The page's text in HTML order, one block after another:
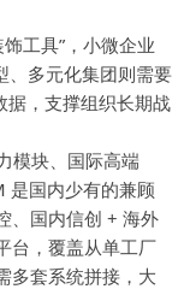
工具”，小微企业
、多元化集团则需要
据，支撑组织长期战
模块、国际高端
是国内少有的兼顾
、国内信创 + 海外
台 ，覆盖从单工厂
多套系统拼接，大